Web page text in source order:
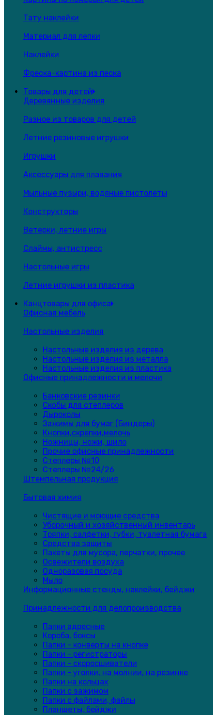
Тату наклейки
Материал для лепки
Наклейки
Фреска-картина из песка
Товары для детей
Деревянные изделия
Разное из товаров для детей
Летние резиновые игрушки
Игрушки
Аксессуары для плавания
Мыльные пузыри, водяные пистолеты
Конструкторы
Ветерки, летние игры
Слаймы, антистресс
Настольные игры
Летние игрушки из пластика
Канцтовары для офиса
Офисная мебель
Настольные изделия
Настольные изделия из дерева
Настольные изделия из металла
Настольные изделия из пластика
Офисные принадлежности и мелочи
Банковские резинки
Скобы для степлеров
Дыроколы
Зажимы для бумаг (Биндеры)
Кнопки,скрепки,мелочь
Ножницы, ножи, шило
Прочие офисные принадлежности
Степлеры №10
Степлеры №24/26
Штемпельная продукция
Бытовая химия
Чистящие и моющие средства
Уборочный и хозяйственный инвентарь
Тряпки, салфетки, губки, туалетная бумага
Средства защиты
Пакеты для мусора, перчатки, прочее
Освежители воздуха
Одноразовая посуда
Мыло
Информационные стенды, наклейки, бейджи
Принадлежности для делопроизводства
Папки адресные
Короба, боксы
Папки - конверты на кнопке
Папки - регистраторы
Папки - скоросшиватели
Папки - уголки, на молнии, на резинке
Папки на кольцах
Папки с зажимом
Папки с файлами, файлы
Планшеты, бейджи